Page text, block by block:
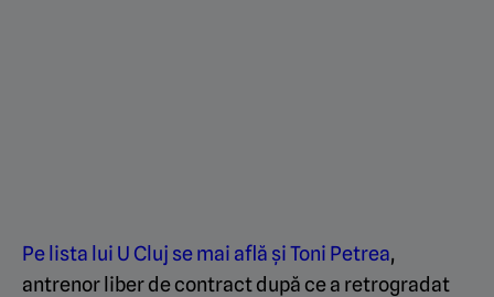
Pe lista lui U Cluj se mai află și Toni Petrea,
antrenor liber de contract după ce a retrogradat